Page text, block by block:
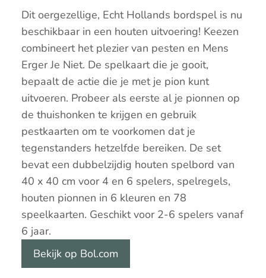
Dit oergezellige, Echt Hollands bordspel is nu
beschikbaar in een houten uitvoering! Keezen
combineert het plezier van pesten en Mens
Erger Je Niet. De spelkaart die je gooit,
bepaalt de actie die je met je pion kunt
uitvoeren. Probeer als eerste al je pionnen op
de thuishonken te krijgen en gebruik
pestkaarten om te voorkomen dat je
tegenstanders hetzelfde bereiken. De set
bevat een dubbelzijdig houten spelbord van
40 x 40 cm voor 4 en 6 spelers, spelregels,
houten pionnen in 6 kleuren en 78
speelkaarten. Geschikt voor 2-6 spelers vanaf
6 jaar.
Bekijk op Bol.com